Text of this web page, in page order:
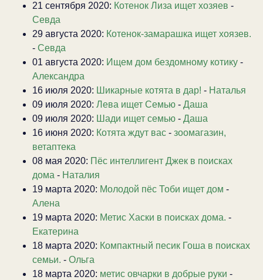
21 сентября 2020: Котенок Лиза ищет хозяев -
Севда
29 августа 2020: Котенок-замарашка ищет хоязев.
- Севда
01 августа 2020: Ищем дом бездомному котику -
Александра
16 июля 2020: Шикарные котята в дар! - Наталья
09 июля 2020: Лева ищет Семью - Даша
09 июля 2020: Шади ищет семью - Даша
16 июня 2020: Котята ждут вас - зоомагазин,
ветаптека
08 мая 2020: Пёс интеллигент Джек в поисках
дома - Наталия
19 марта 2020: Молодой пёс Тоби ищет дом -
Алена
19 марта 2020: Метис Хаски в поисках дома. -
Екатерина
18 марта 2020: Компактный песик Гоша в поисках
семьи. - Ольга
18 марта 2020: метис овчарки в добрые руки -